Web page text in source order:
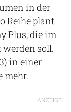
in der
Reihe plant
Plus, die im
soll.
in einer
mehr.
ANZEIGE